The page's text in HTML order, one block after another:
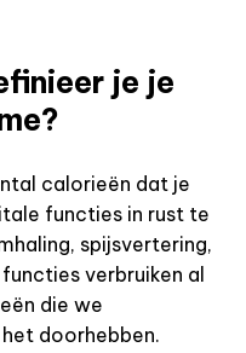
je je
calorieën dat je
functies in rust te
spijsvertering,
verbruiken al
die we
doorhebben.